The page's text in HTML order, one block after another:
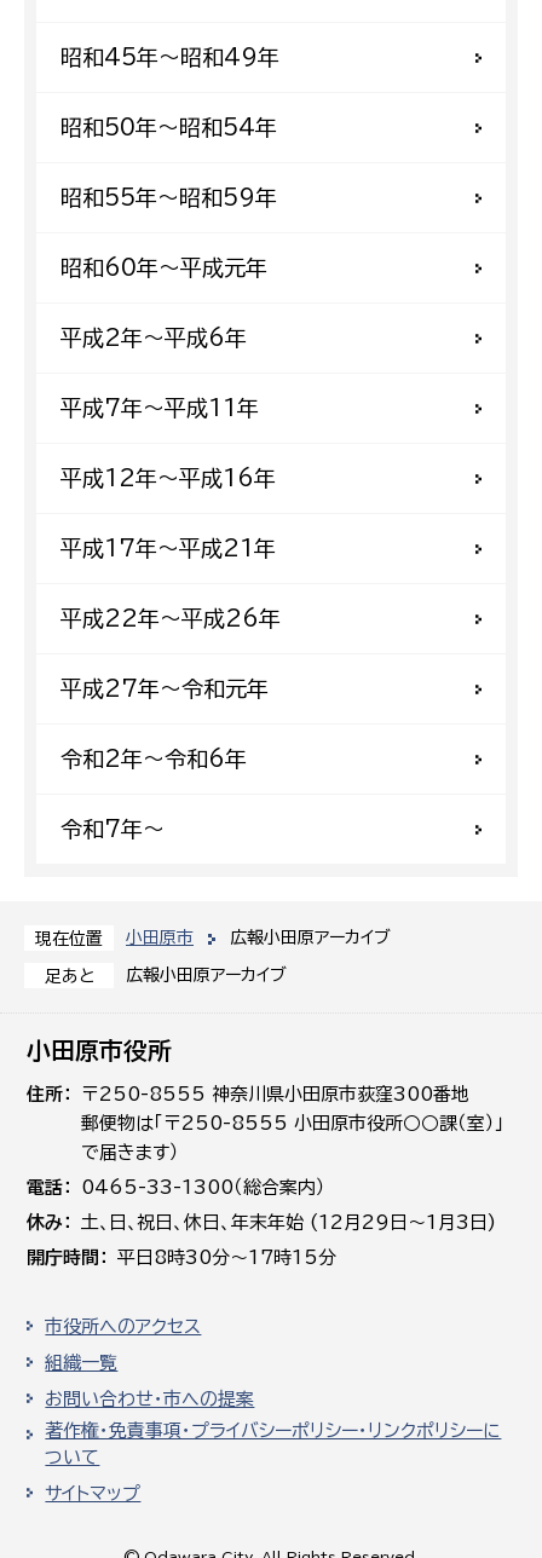
現在位置 小田原市 広報小田原アーカイブ
足あと 広報小田原アーカイブ
昭和45年〜昭和49年
昭和50年〜昭和54年
昭和55年〜昭和59年
昭和60年〜平成元年
平成2年〜平成6年
平成7年〜平成11年
平成12年〜平成16年
平成17年〜平成21年
平成22年〜平成26年
平成27年〜令和元年
令和2年〜令和6年
令和7年〜
小田原市役所
住所
〒250-8555 神奈川県小田原市荻窪300番地
郵便物は「〒250-8555 小田原市役所○○課（室）」
で届きます）
電話
0465-33-1300（総合案内）
休み
土､日､祝日、休日、年末年始 (12月29日～1月3日)
開庁時間
平日8時30分～17時15分
市役所へのアクセス
組織一覧
お問い合わせ・市への提案
著作権・免責事項・プライバシーポリシー・リンクポリシーに
ついて
サイトマップ